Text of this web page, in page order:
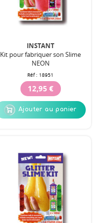
INSTANT
Kit pour fabriquer son Slime
NEON
Réf : 18951
12,95 €
Ajouter au panier